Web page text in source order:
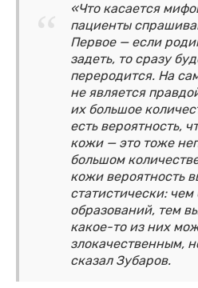
«Что касается
пациенты
Первое — если
задеть, то сразу
переродится. На
не является
их большое
есть вероятность,
кожи — это тоже
большом
кожи вероятность
статистически:
образований, тем
какое-то из них
злокачественным,
сказал Зубаров.